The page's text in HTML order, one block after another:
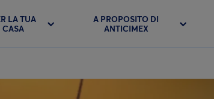
LA TUA
CASA
A PROPOSITO DI
ANTICIMEX